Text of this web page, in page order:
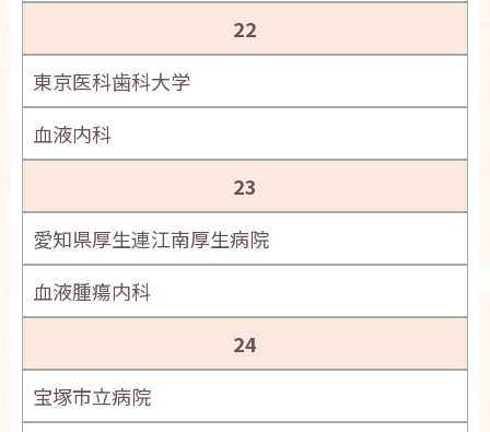
22
東京医科歯科大学
血液内科
23
愛知県厚生連江南厚生病院
血液腫瘍内科
24
宝塚市立病院